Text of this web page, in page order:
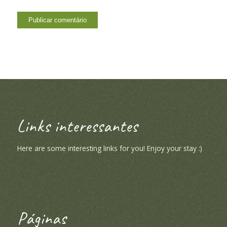
Links interessantes
Here are some interesting links for you! Enjoy your stay :)
Páginas